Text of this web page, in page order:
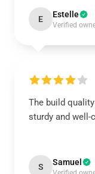
E Estelle
Verified
The build
sturdy and well-
S Samuel